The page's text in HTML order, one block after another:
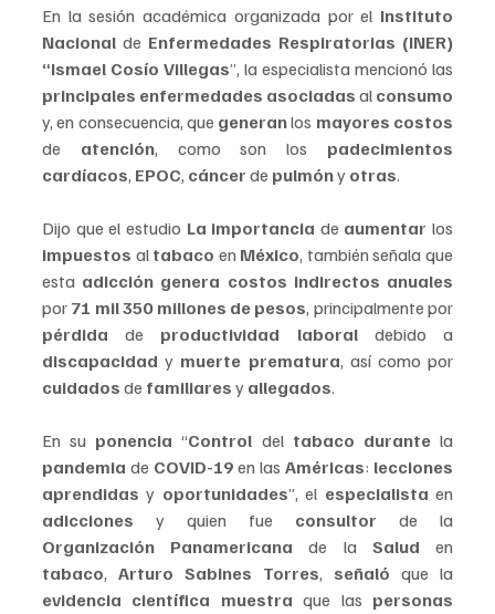
En la sesión académica organizada por el Instituto
Nacional de Enfermedades Respiratorias (INER)
“Ismael Cosío Villegas
principales enfermedades asociadas al
y, en consecuencia, que generan los
de atención, como son los padecimientos
cardíacos, EPOC, cáncer de pulmón y otras.
Dijo que el estudio La importancia de aumentar
impuestos al tabaco en México, también señala que
esta adicción genera costos indirectos anuales
por 71 mil 350 millones de pesos
pérdida de productividad laboral
discapacidad y muerte prematura
cuidados de familiares y allegados.
En su ponencia “Control del tabaco durante
pandemia de COVID-19 en las Américas: lecciones
aprendidas y oportunidades”, el especialista
adicciones y quien fue consultor
Organización Panamericana de la Salud
tabaco, Arturo Sabines Torres, señaló
evidencia científica muestra que las personas